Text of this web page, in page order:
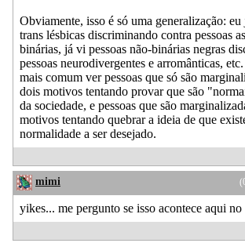
Obviamente, isso é só uma generalização:
trans lésbicas discriminando contra pessoas
binárias, já vi pessoas não-binárias negras
pessoas neurodivergentes e arromânticas,
mais comum ver pessoas que só são
dois motivos tentando provar que são
da sociedade, e pessoas que são
motivos tentando quebrar a ideia de que
normalidade a ser desejado.
mimi
yikes... me pergunto se isso acontece aqui